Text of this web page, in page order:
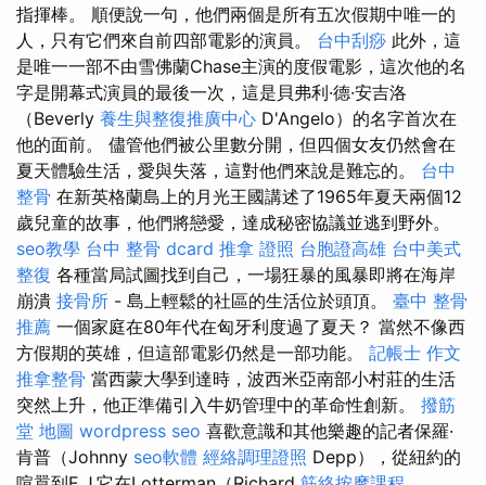
指揮棒。 順便說一句，他們兩個是所有五次假期中唯一的
人，只有它們來自前四部電影的演員。 台中刮痧 此外，這
是唯一一部不由雪佛蘭Chase主演的度假電影，這次他的名
字是開幕式演員的最後一次，這是貝弗利·德·安吉洛
（Beverly 養生與整復推廣中心 D'Angelo）的名字首次在
他的面前。 儘管他們被公里數分開，但四個女友仍然會在
夏天體驗生活，愛與失落，這對他們來說是難忘的。 台中
整骨 在新英格蘭島上的月光王國講述了1965年夏天兩個12
歲兒童的故事，他們將戀愛，達成秘密協議並逃到野外。
seo教學 台中 整骨 dcard 推拿 證照 台胞證高雄 台中美式
整復 各種當局試圖找到自己，一場狂暴的風暴即將在海岸
崩潰 接骨所 - 島上輕鬆的社區的生活位於頭頂。 臺中 整骨
推薦 一個家庭在80年代在匈牙利度過了夏天？ 當然不像西
方假期的英雄，但這部電影仍然是一部功能。 記帳士 作文
推拿整骨 當西蒙大學到達時，波西米亞南部小村莊的生活
突然上升，他正準備引入牛奶管理中的革命性創新。 撥筋
堂 地圖 wordpress seo 喜歡意識和其他樂趣的記者保羅·
肯普（Johnny seo軟體 經絡調理證照 Depp），從紐約的